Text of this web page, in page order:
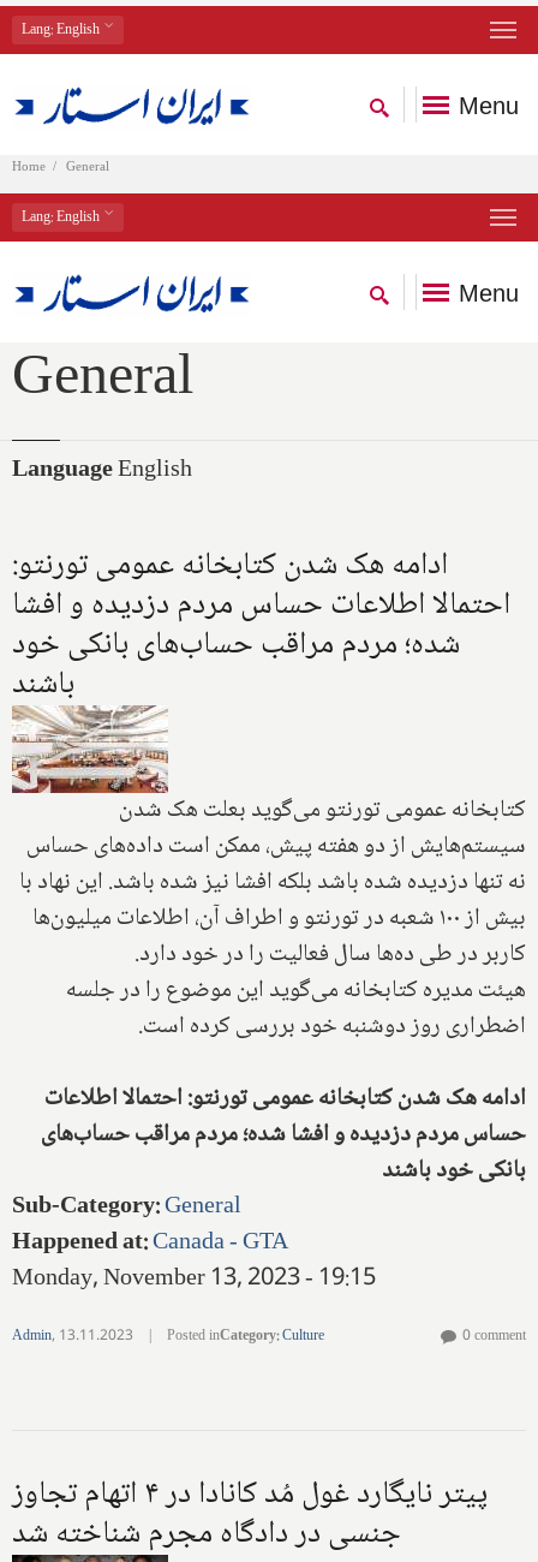
Lang: English
Menu
Home General
Lang: English
Menu
General
LanguageEnglish
ادامه هک شدن کتابخانه عمومی تورنتو:
احتمالا اطلاعات حساس مردم دزدیده و افشا
شده؛ مردم مراقب حساب‌های بانکی خود
باشند
کتابخانه عمومی تورنتو می‌گوید بعلت هک شدن
سیستم‌هایش از دو هفته پیش، ممکن است داده‌های حساس
نه تنها دزدیده شده باشد بلکه افشا نیز شده باشد. این نهاد با
بیش از ۱۰۰ شعبه در تورنتو و اطراف آن، اطلاعات میلیون‌ها
کاربر در طی ده‌ها سال فعالیت را در خود دارد.
هیئت مدیره کتابخانه می‌گوید این موضوع را در جلسه
اضطراری روز دوشنبه خود بررسی کرده است.
ادامه هک شدن کتابخانه عمومی تورنتو: احتمالا اطلاعات
حساس مردم دزدیده و افشا شده؛ مردم مراقب حساب‌های
بانکی خود باشند
Sub-Category:General
Happened at:Canada - GTA
Monday, November 13, 2023 - 19:15
Admin, 13.11.2023 | Posted inCategory:Culture 0 comment
پیتر نایگارد غول مُد کانادا در ۴ اتهام تجاوز
جنسی در دادگاه مجرم شناخته شد